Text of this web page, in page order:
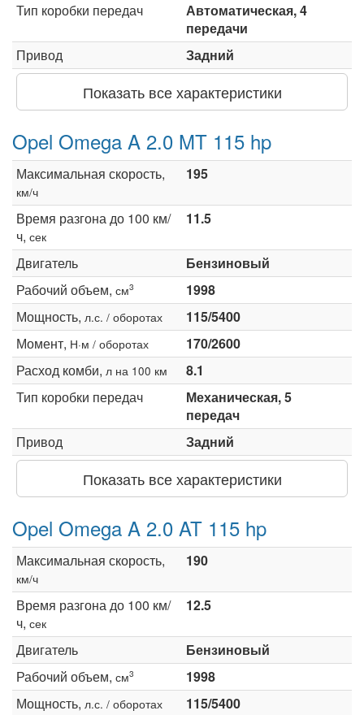
Тип коробки передач
Автоматическая, 4
передачи
Привод
Задний
Показать все характеристики
Opel Omega A 2.0 MT 115 hp
Максимальная скорость,
км/ч
195
Время разгона до 100 км/
ч, сек
11.5
Двигатель
Бензиновый
Рабочий объем, см3
1998
Мощность, л.с. / оборотах
115/5400
Момент, Н·м / оборотах
170/2600
Расход комби, л на 100 км
8.1
Тип коробки передач
Механическая, 5
передач
Привод
Задний
Показать все характеристики
Opel Omega A 2.0 AT 115 hp
Максимальная скорость,
км/ч
190
Время разгона до 100 км/
ч, сек
12.5
Двигатель
Бензиновый
Рабочий объем, см3
1998
Мощность, л.с. / оборотах
115/5400